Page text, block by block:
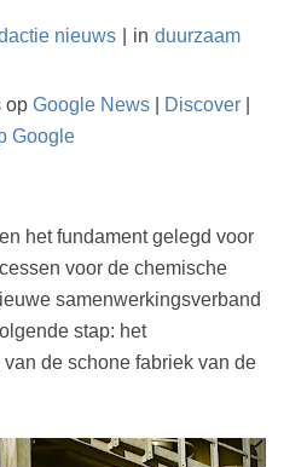
nieuws in duurzaam
op Google News| Discover|
Google
het fundament gelegd voor
voor de chemische
samenwerkingsverband
stap: het
de schone fabriek van de